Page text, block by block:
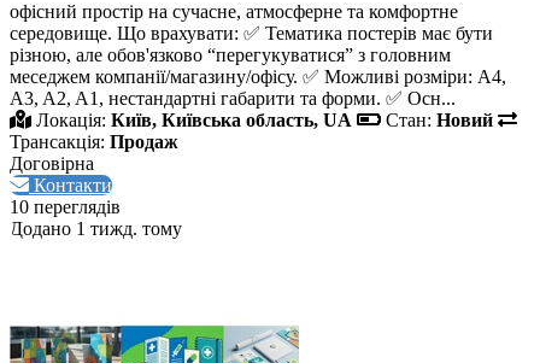
офісний простір на сучасне, атмосферне та комфортне
середовище. Що врахувати: ✅ Тематика постерів має бути
різною, але обов'язково “перегукуватися” з головним
меседжем компанії/магазину/офісу. ✅ Можливі розміри: A4,
A3, A2, A1, нестандартні габарити та форми. ✅ Осн...
Локація: Київ, Київська область, UA Стан: Новий
Трансакція: Продаж
Договірна
Контакти
10 переглядів
Додано 1 тижд. тому